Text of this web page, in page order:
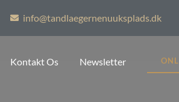
info@tandlaegernenuuksplads.dk
Kontakt Os Newsletter